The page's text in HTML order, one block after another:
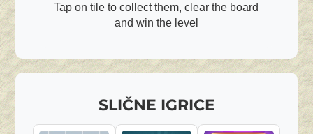
Tap on tile to collect them, clear the board
and win the level
SLIČNE IGRICE